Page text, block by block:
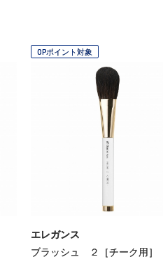
OPポイント対象
エレガンス
ブラッシュ ２［チーク用］